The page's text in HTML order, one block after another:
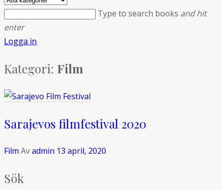
Type to search books and hit
enter
Logga in
Kategori: Film
Sarajevos filmfestival 2020
Film Avadmin 13 april, 2020
Sök